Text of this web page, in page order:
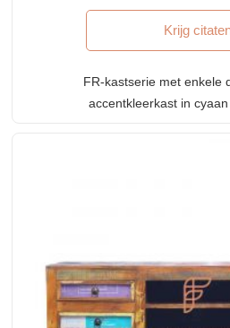
Krijg
FR-kastserie met enkele
accentkleerkast in